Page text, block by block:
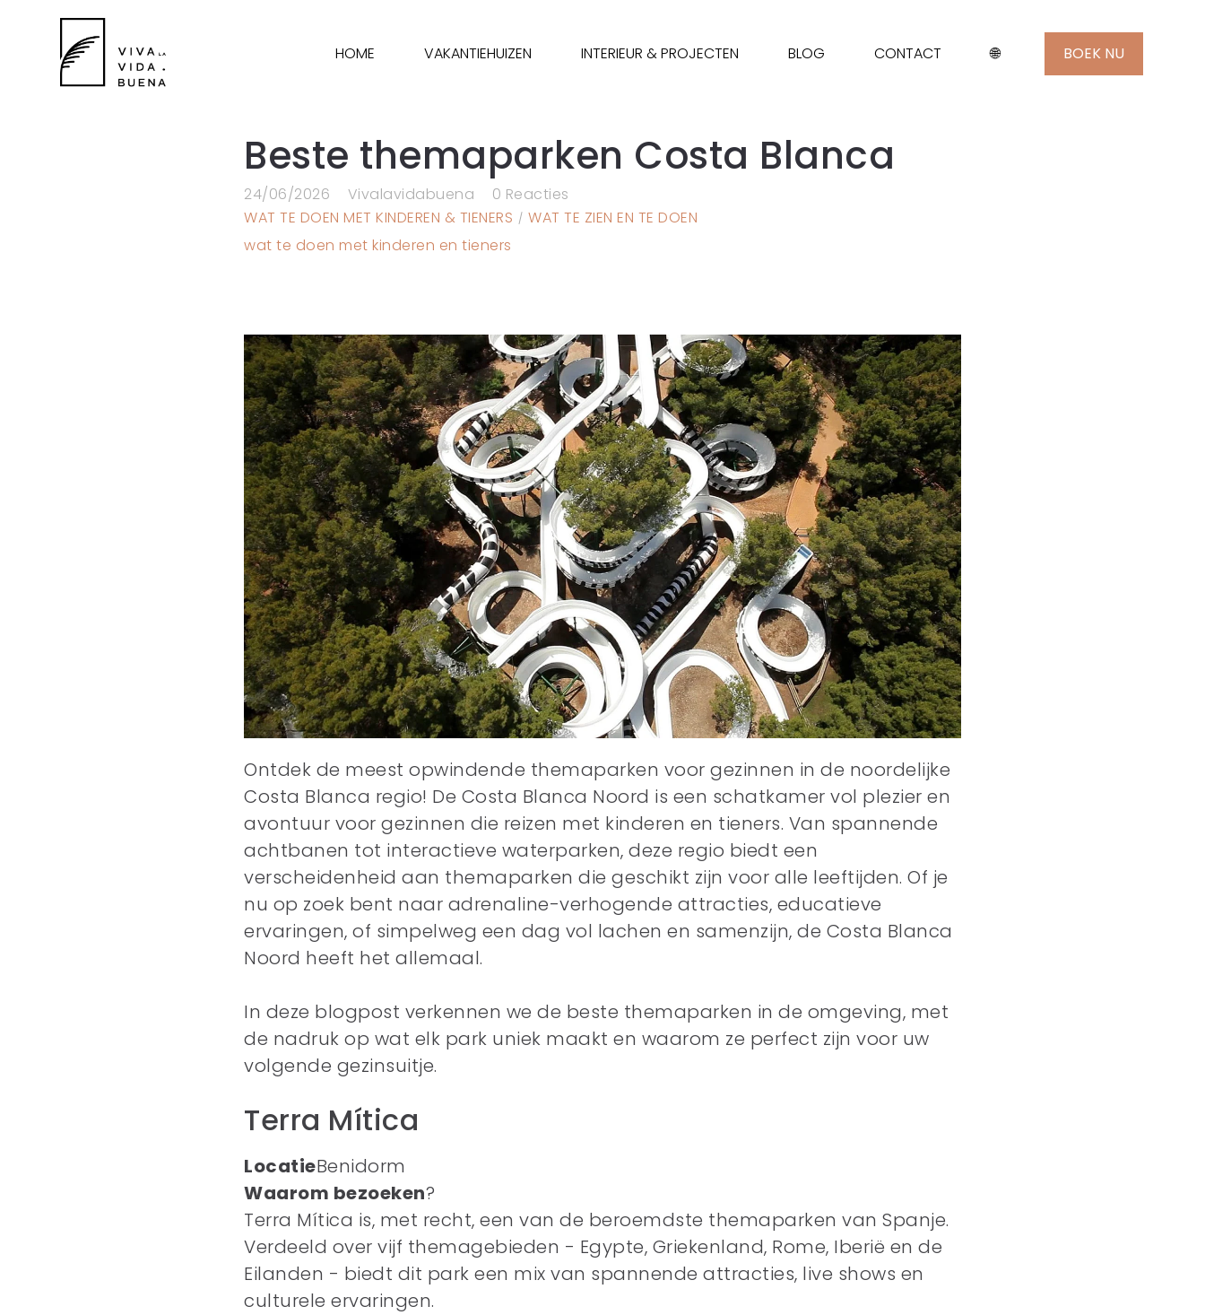
HOME VAKANTIEHUIZEN INTERIEUR & PROJECTEN BLOG CONTACT 🌐 BOEK NU
Beste themaparken Costa Blanca
24/06/2026 Vivalavidabuena
0 Reacties
WAT TE DOEN MET KINDEREN & TIENERS
WAT TE ZIEN EN TE DOEN
wat te doen met kinderen en tieners
Ontdek de meest opwindende themaparken voor gezinnen in de noordelijke
Costa Blanca regio! De Costa Blanca Noord is een schatkamer vol plezier en
avontuur voor gezinnen die reizen met kinderen en tieners. Van spannende
achtbanen tot interactieve waterparken, deze regio biedt een
verscheidenheid aan themaparken die geschikt zijn voor alle leeftijden. Of je
nu op zoek bent naar adrenaline-verhogende attracties, educatieve
ervaringen, of simpelweg een dag vol lachen en samenzijn, de Costa Blanca
Noord heeft het allemaal.
In deze blogpost verkennen we de beste themaparken in de omgeving, met
de nadruk op wat elk park uniek maakt en waarom ze perfect zijn voor uw
volgende gezinsuitje.
Terra Mítica
LocatieBenidorm
Waarom bezoeken?
Terra Mítica is, met recht, een van de beroemdste themaparken van Spanje.
Verdeeld over vijf themagebieden - Egypte, Griekenland, Rome, Iberië en de
Eilanden - biedt dit park een mix van spannende attracties, live shows en
culturele ervaringen.